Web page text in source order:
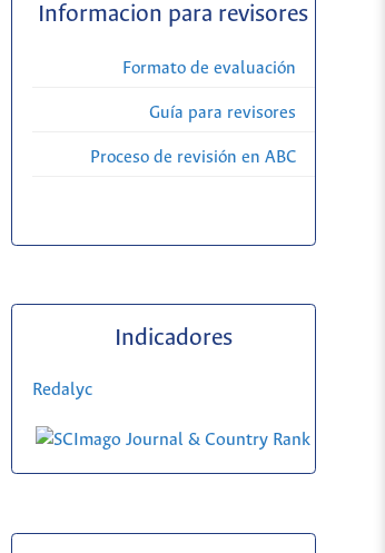
Informacion para revisores
Formato de evaluación
Guía para revisores
Proceso de revisión en ABC
Indicadores
Redalyc